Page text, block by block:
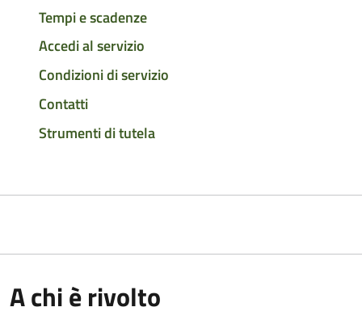
Tempi e scadenze
Accedi al servizio
Condizioni di servizio
Contatti
Strumenti di tutela
A chi è rivolto